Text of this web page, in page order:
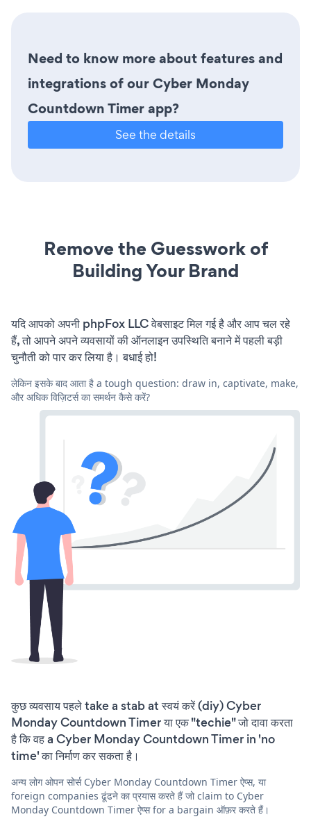
Need to know more about features and
integrations of our Cyber Monday
Countdown Timer app?
See the details
Remove the Guesswork of
Building Your Brand
यदि आपको अपनी phpFox LLC वेबसाइट मिल गई है और आप चल रहे
हैं, तो आपने अपने व्यवसायों की ऑनलाइन उपस्थिति बनाने में पहली बड़ी
चुनौती को पार कर लिया है। बधाई हो!
लेकिन इसके बाद आता है a tough question: draw in, captivate, make,
और अधिक विज़िटर्स का समर्थन कैसे करें?
कुछ व्यवसाय पहले take a stab at स्वयं करें (diy) Cyber
Monday Countdown Timer या एक "techie" जो दावा करता
है कि वह a Cyber Monday Countdown Timer in 'no
time' का निर्माण कर सकता है।
अन्य लोग ओपन सोर्स Cyber Monday Countdown Timer ऐप्स, या
foreign companies ढूंढने का प्रयास करते हैं जो claim to Cyber
Monday Countdown Timer ऐप्स for a bargain ऑफ़र करते हैं।